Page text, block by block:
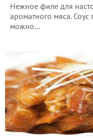
Нежное филе для
ароматного мяса. Соус
можно…